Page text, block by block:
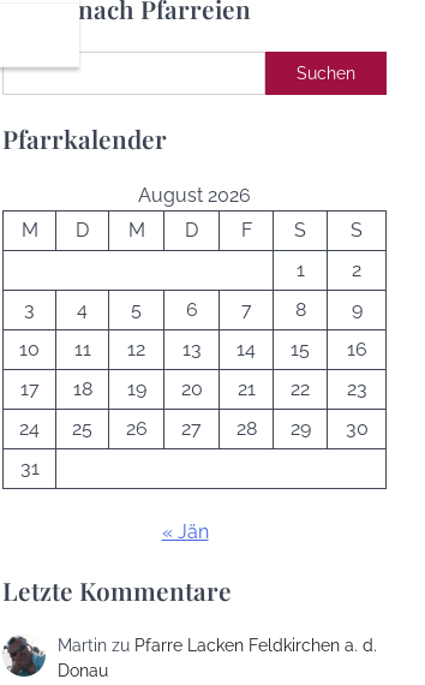
Suche nach Pfarreien
Suchen Suchen
Pfarrkalender
August 2026
M
D M D F S
S
1
2
3
4 5 6 7 8
9
10
11 12 13 14 15
16
17
18 19 20 21 22
23
24
25 26 27 28 29
30
31
« Jän
Letzte Kommentare
Martin zu Pfarre Lacken Feldkirchen a. d.
Donau